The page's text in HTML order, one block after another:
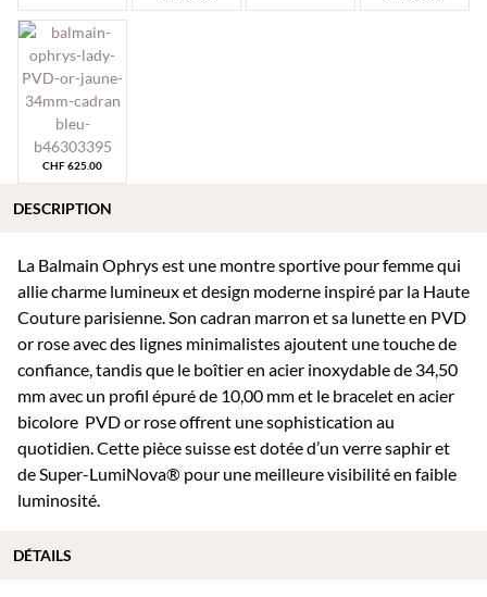
CHF625.00
La Balmain Ophrys est une montre sportive pour femme qui
allie charme lumineux et design moderne inspiré par la Haute
Couture parisienne. Son cadran marron et sa lunette en PVD
or rose avec des lignes minimalistes ajoutent une touche de
confiance, tandis que le boîtier en acier inoxydable de 34,50
mm avec un profil épuré de 10,00 mm et le bracelet en acier
bicolore PVD or rose offrent une sophistication au
quotidien. Cette pièce suisse est dotée d’un verre saphir et
de Super-LumiNova® pour une meilleure visibilité en faible
luminosité.
DESCRIPTION
DÉTAILS